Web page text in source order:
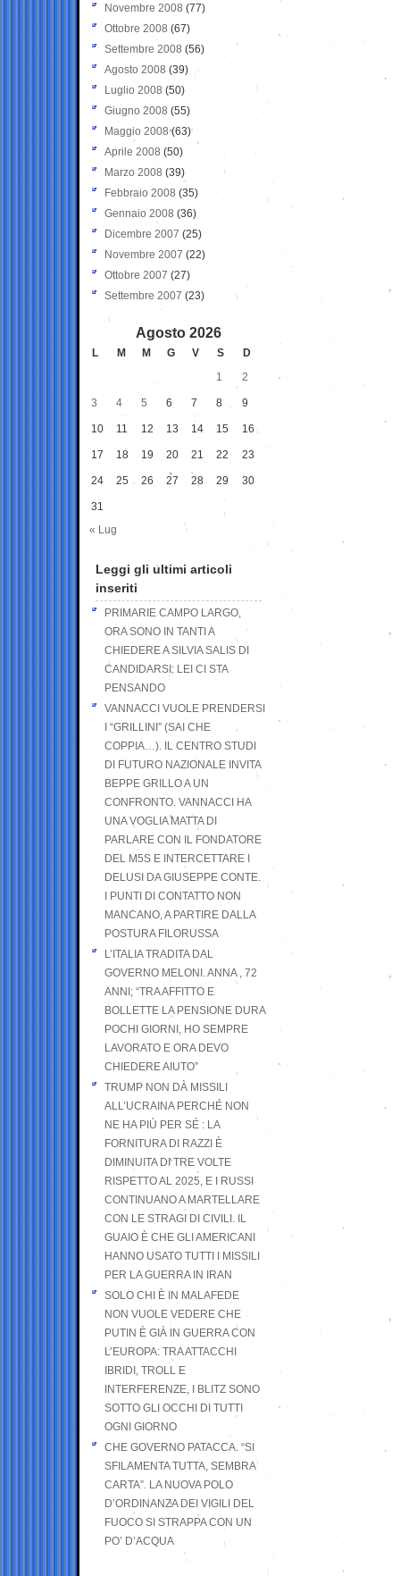
Novembre 2008 (77)
Ottobre 2008 (67)
Settembre 2008 (56)
Agosto 2008 (39)
Luglio 2008 (50)
Giugno 2008 (55)
Maggio 2008(63)
Aprile 2008 (50)
Marzo 2008 (39)
Febbraio 2008 (35)
Gennaio 2008 (36)
Dicembre 2007 (25)
Novembre 2007 (22)
Ottobre 2007 (27)
Settembre 2007 (23)
Agosto 2026
L M M G V S
D
1
2
3 4 5 6 7 8 9
10 11 12 13 14 15 16
17 18 19 20 21 22 23
24 25 26 27 28 29 30
31
« Lug
Leggi gli ultimi articoli
inseriti
PRIMARIE CAMPO LARGO,
ORA SONO IN TANTI A
CHIEDERE A SILVIA SALIS DI
CANDIDARSI: LEI CI STA
PENSANDO
VANNACCI VUOLE PRENDERSI
I “GRILLINI” (SAI CHE
COPPIA…). IL CENTRO STUDI
DI FUTURO NAZIONALE INVITA
BEPPE GRILLO A UN
CONFRONTO. VANNACCI HA
UNA VOGLIA MATTA DI
PARLARE CON IL FONDATORE
DEL M5S E INTERCETTARE I
DELUSI DA GIUSEPPE CONTE.
I PUNTI DI CONTATTO NON
MANCANO, A PARTIRE DALLA
POSTURA FILORUSSA
L’ITALIA TRADITA DAL
GOVERNO MELONI. ANNA , 72
ANNI; “TRA AFFITTO E
BOLLETTE LA PENSIONE DURA
POCHI GIORNI, HO SEMPRE
LAVORATO E ORA DEVO
CHIEDERE AIUTO”
TRUMP NON DÀ MISSILI
ALL’UCRAINA PERCHÉ NON
NE HA PIÙ PER SÉ : LA
FORNITURA DI RAZZI È
DIMINUITA DI TRE VOLTE
RISPETTO AL 2025, E I RUSSI
CONTINUANO A MARTELLARE
CON LE STRAGI DI CIVILI. IL
GUAIO È CHE GLI AMERICANI
HANNO USATO TUTTI I MISSILI
PER LA GUERRA IN IRAN
SOLO CHI È IN MALAFEDE
NON VUOLE VEDERE CHE
PUTIN È GIÀ IN GUERRA CON
L’EUROPA: TRA ATTACCHI
IBRIDI, TROLL E
INTERFERENZE, I BLITZ SONO
SOTTO GLI OCCHI DI TUTTI
OGNI GIORNO
CHE GOVERNO PATACCA. “SI
SFILAMENTA TUTTA, SEMBRA
CARTA”. LA NUOVA POLO
D’ORDINANZA DEI VIGILI DEL
FUOCO SI STRAPPA CON UN
PO’ D’ACQUA